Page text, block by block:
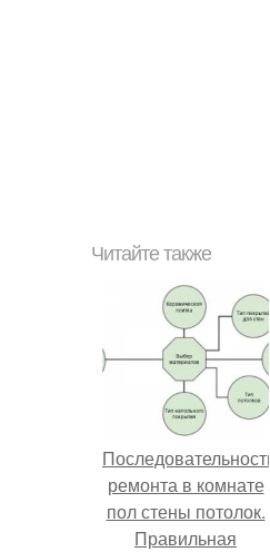
Читайте также
Последовательность
ремонта в комнате
пол стены потолок.
Правильная